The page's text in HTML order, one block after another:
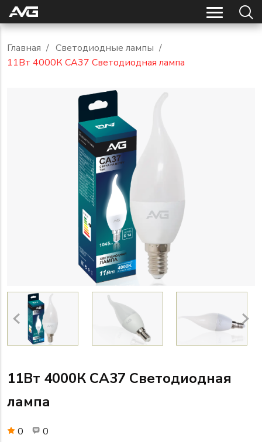
Главная / Светодиодные лампы /
11Вт 4000К CA37 Светодиодная лампа
11Вт 4000К CA37 Светодиодная
лампа
0 0